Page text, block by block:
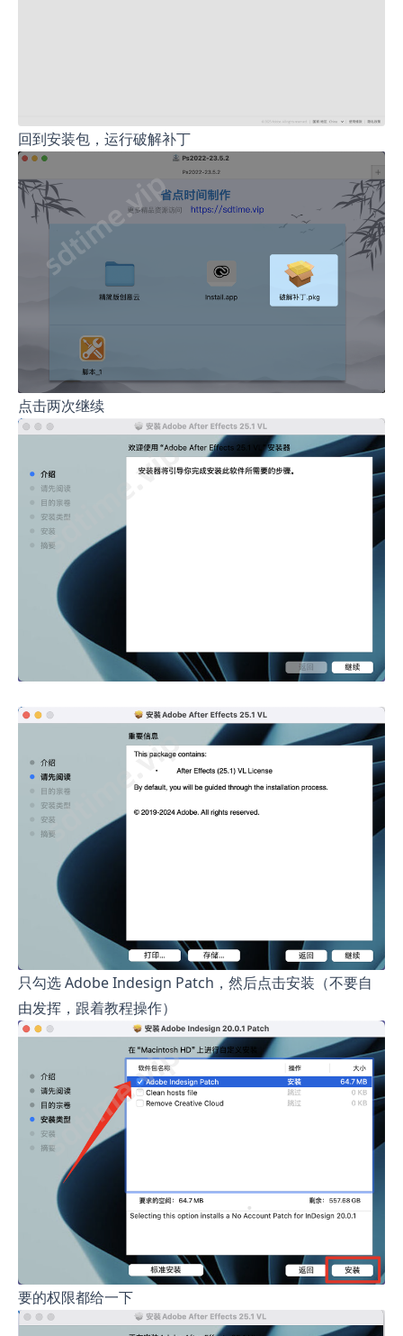
回到安装包，运行破解补丁
点击两次继续
只勾选 Adobe Indesign Patch，然后点击安装（不要自
由发挥，跟着教程操作）
要的权限都给一下